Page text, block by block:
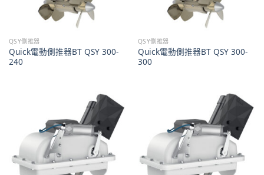
QSY側推器
Quick電動側推器BT QSY 300-
240
QSY側推器
Quick電動側推器BT QSY 300-
300